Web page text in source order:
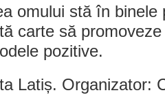
omului stă în binele
carte să
pozitive.
Latiș. Organizator: